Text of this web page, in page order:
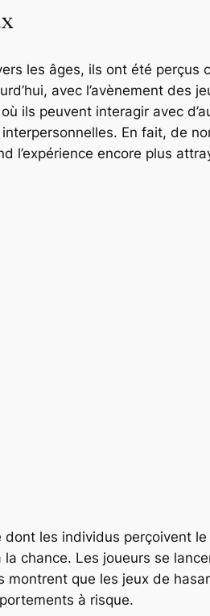
les âges, ils ont été perçus
avec l’avènement des
ils peuvent interagir avec
En fait, de
l’expérience encore plus
les individus perçoivent
chance. Les joueurs se
montrent que les jeux de
à risque.